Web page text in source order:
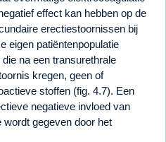
effect kan hebben op de
erectiestoornissen bij
eigen patiëntenpopulatie
na een transurethrale
kregen, geen of
stoffen (fig. 4.7). Een
negatieve invloed van
gegeven door het